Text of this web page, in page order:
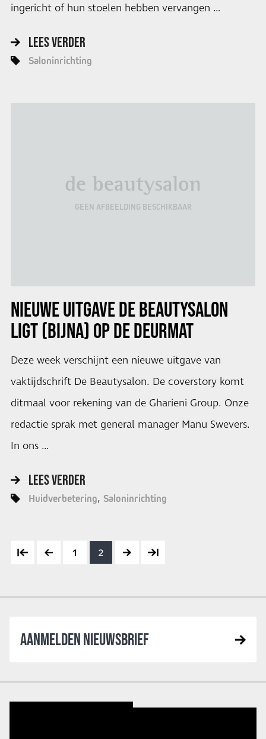
ingericht of hun stoelen hebben vervangen …
LEES VERDER
Saloninrichting
de beautysalon
GEEN AFBEELDING BESCHIKBAAR
NIEUWE UITGAVE DE BEAUTYSALON
LIGT (BIJNA) OP DE DEURMAT
Deze week verschijnt een nieuwe uitgave van
vaktijdschrift De Beautysalon. De coverstory komt
ditmaal voor rekening van de Gharieni Group. Onze
redactie sprak met general manager Manu Swevers.
In ons …
LEES VERDER
Huidverbetering Saloninrichting
1 2
AANMELDEN NIEUWSBRIEF